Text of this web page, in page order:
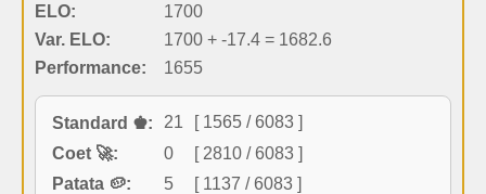
ELO:
1700
Var. ELO:
1700 + -17.4 = 1682.6
Performance:
1655
Standard ♚: 21
[ 1565 / 6083 ]
Coet 🚀:
0
[ 2810 / 6083 ]
Patata 🥔:
5
[ 1137 / 6083 ]